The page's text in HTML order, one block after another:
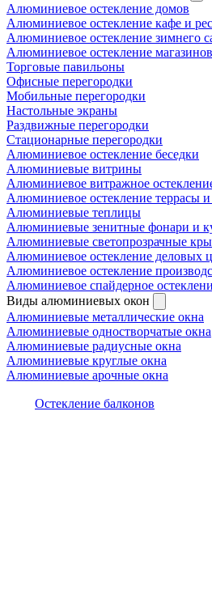
Алюминиевое остекление домов
Алюминиевое остекление кафе и
Алюминиевое остекление зимнего
Алюминиевое остекление магазинов
Торговые павильоны
Офисные перегородки
Мобильные перегородки
Настольные экраны
Раздвижные перегородки
Стационарные перегородки
Алюминиевое остекление беседки
Алюминиевые витрины
Алюминиевое витражное
Алюминиевое остекление террасы
Алюминиевые теплицы
Алюминиевые зенитные фонари и
Алюминиевые светопрозрачные
Алюминиевое остекление деловых
Алюминиевое остекление
Алюминиевое спайдерное
Виды алюминиевых окон
Алюминиевые металлические окна
Алюминиевые одностворчатые окна
Алюминиевые радиусные окна
Алюминиевые круглые окна
Алюминиевые арочные окна
Остекление балконов